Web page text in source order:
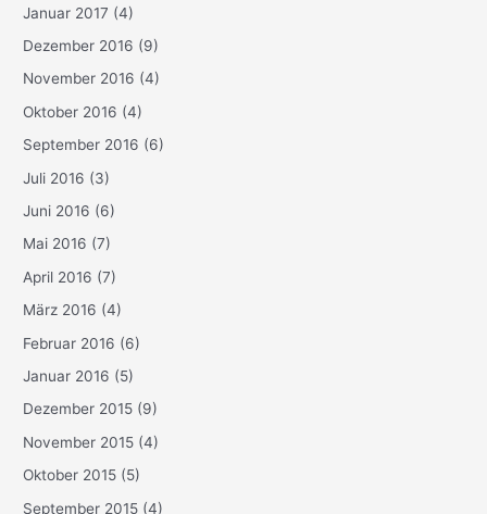
Januar 2017 (4)
Dezember 2016 (9)
November 2016 (4)
Oktober 2016 (4)
September 2016 (6)
Juli 2016 (3)
Juni 2016 (6)
Mai 2016 (7)
April 2016 (7)
März 2016 (4)
Februar 2016 (6)
Januar 2016 (5)
Dezember 2015 (9)
November 2015 (4)
Oktober 2015 (5)
September 2015 (4)